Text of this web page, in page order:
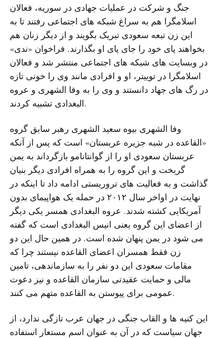
جنگ و شرکت در عملیات جهادی در سوریه، فعالان
اسلامگرا هم به سراغ شبکه های اجتماعی رفتند تا به
این زن تبعه سعودی تبریک بگویند و از دیگر زنان هم
بخواهند پای خود را جای پای او بگذارند. فراخوان «ندی»
در وبسایت های شبکه های اجتماعی منتشر شد و فعالان
اسلامگرا در توییتر، او و افرادی مانند وی را خونی تازه
در رگ های جهاد دانستند و وی را به وفا الشهری و عروه
البغدادی تشبیه کردند.
وفا الشهری بیوه سعید الشهری رهبر سابق گروه
«القاعده در شبه جزیره عربستان» است که پس از آنکه
عربستان سعودی او را از گوانتانامو بازگرداند به یمن
گریخت و این گروه را به همراه افرادی دیگر بنیان
گذاشت و به فعالیت های تروریستی ادامه داد تا اینکه در
نهایت در اواخر سال ۲۰۱۲ در حمله یک هواپیمای بدون
آمریکایی کشته شدند. عروه البغدادی همسر یکی دیگر
از اعضای این گروه یعنی انیس البغدادی است که گفته
می شود در یمن پنهان شده است. در همین حال این دو
زن فقط همسران اعضای القاعده نیستند چرا که
مقامات سعودی این دو نفر را به سازماندهی، تامین
مالی و حمایت عقیدتی سازمان القاعده و نیز دعوت
عمومی برای پیوستن به القاعده متهم می کنند.
این کنیه ها و القاب جنگی در جهان عرب تازگی ندارد، از
جهان سیاست که در آن به عنوان اسم مستعار استفاده